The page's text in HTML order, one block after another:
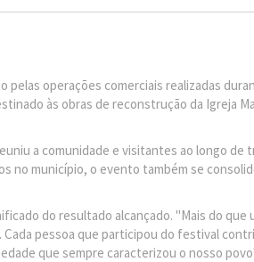
operações comerciais realizadas
às obras de reconstrução da Igreja
a comunidade e visitantes ao longo de
no município, o evento também se
do resultado alcançado. "Mais do que
pessoa que participou do festival
que sempre caracterizou o nosso